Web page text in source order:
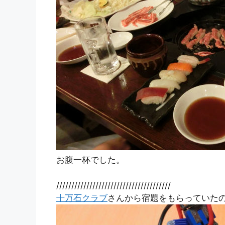
お腹一杯でした。
//////////////////////////////////////
十万石クラブさんから宿題をもらっていた